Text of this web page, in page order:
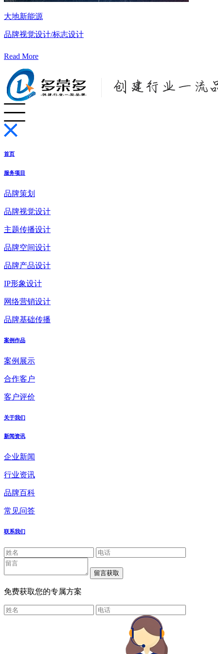
大地新能源
品牌视觉设计/标志设计
Read More
首页
服务项目
品牌策划
品牌视觉设计
主题传播设计
品牌空间设计
品牌产品设计
IP形象设计
网络营销设计
品牌基础传播
案例作品
案例展示
合作客户
客户评价
关于我们
新闻资讯
企业新闻
行业资讯
品牌百科
常见问答
联系我们
免费获取您的专属方案